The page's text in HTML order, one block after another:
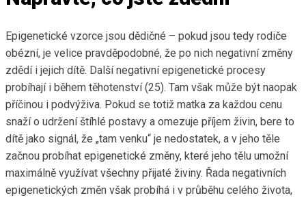
Epigenetické vzorce jsou dědičné – pokud jsou tedy rodiče
obézní, je velice pravděpodobné, že po nich negativní změny
zdědí i jejich dítě. Další negativní epigenetické procesy
probíhají i během těhotenství (25). Tam však může být naopak
příčinou i podvýživa. Pokud se totiž matka za každou cenu
snaží o udržení štíhlé postavy a omezuje příjem živin, bere to
dítě jako signál, že „tam venku“ je nedostatek, a v jeho těle
začnou probíhat epigenetické změny, které jeho tělu umožní
maximálně využívat všechny přijaté živiny. Řada negativních
epigenetických změn však probíhá i v průběhu celého života,